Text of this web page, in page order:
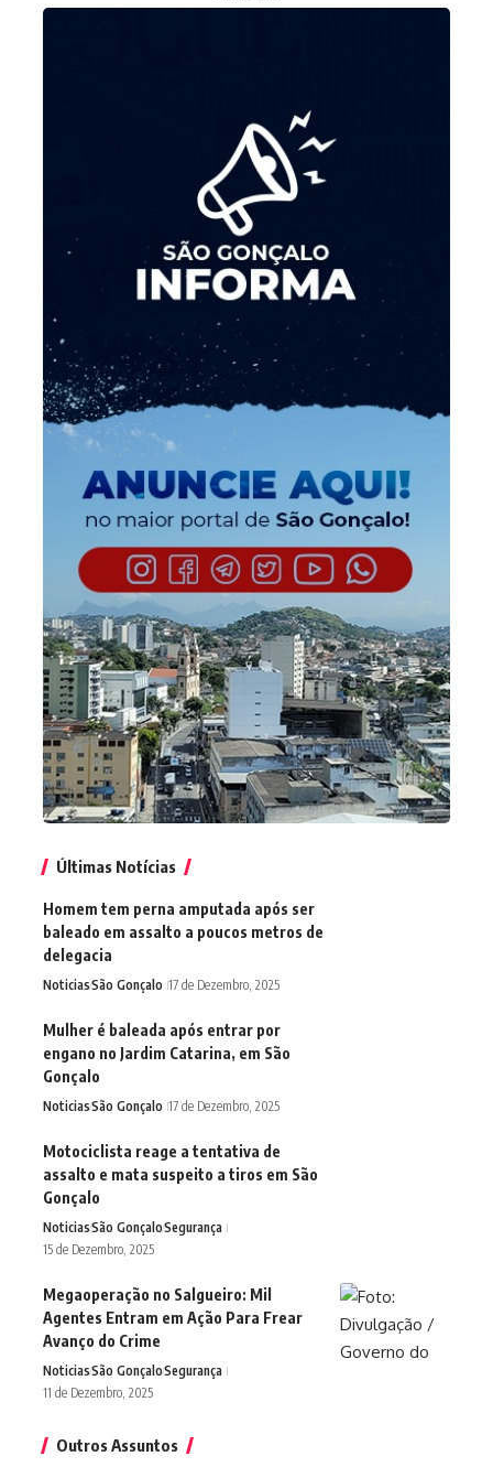
Últimas Notícias
Homem tem perna amputada após ser
baleado em assalto a poucos metros de
delegacia
NoticiasSão Gonçalo 17 de Dezembro, 2025
Mulher é baleada após entrar por
engano no Jardim Catarina, em São
Gonçalo
NoticiasSão Gonçalo 17 de Dezembro, 2025
Motociclista reage a tentativa de
assalto e mata suspeito a tiros em São
Gonçalo
NoticiasSão GonçaloSegurança
15 de Dezembro, 2025
Megaoperação no Salgueiro: Mil
Agentes Entram em Ação Para Frear
Avanço do Crime
NoticiasSão GonçaloSegurança
11 de Dezembro, 2025
Outros Assuntos